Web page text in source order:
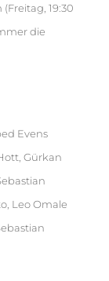
19:30
die
Evens
Gürkan
Leo Omale